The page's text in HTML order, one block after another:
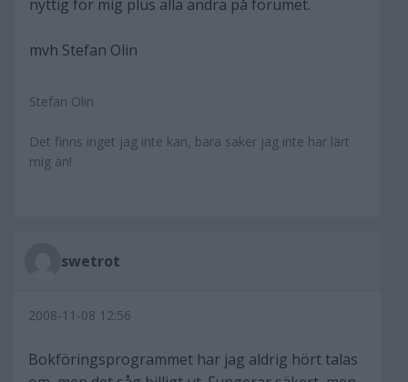
nyttig för mig plus alla andra på forumet.
mvh Stefan Olin
Stefan Olin
Det finns inget jag inte kan, bara saker jag inte har lärt
mig än!
swetrot
2008-11-08 12:56
Bokföringsprogrammet har jag aldrig hört talas